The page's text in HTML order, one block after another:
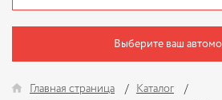
Выберите ваш
Главная страница
Каталог